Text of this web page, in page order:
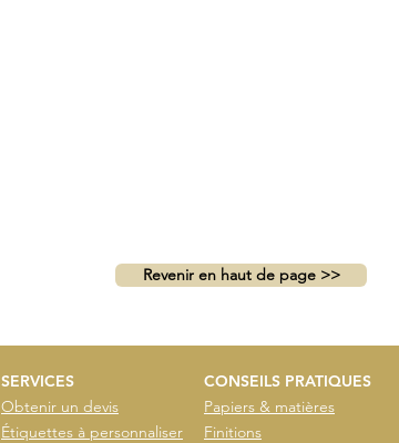
Revenir en haut de page >>
SERVICES
Obtenir un devis
Étiquettes à personnaliser
CONSEILS PRATIQUES
Papiers & matières
Finitions